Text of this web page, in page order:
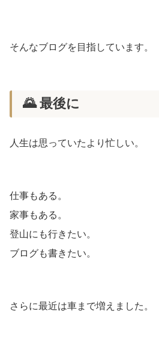
そんなブログを目指しています。
🌄 最後に
人生は思っていたより忙しい。
仕事もある。
家事もある。
登山にも行きたい。
ブログも書きたい。
さらに最近は車まで増えました。